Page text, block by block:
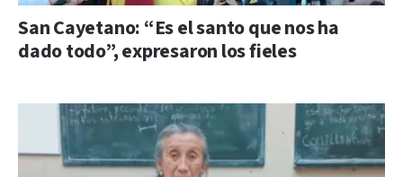
San Cayetano: “Es el santo que nos ha
dado todo”, expresaron los fieles